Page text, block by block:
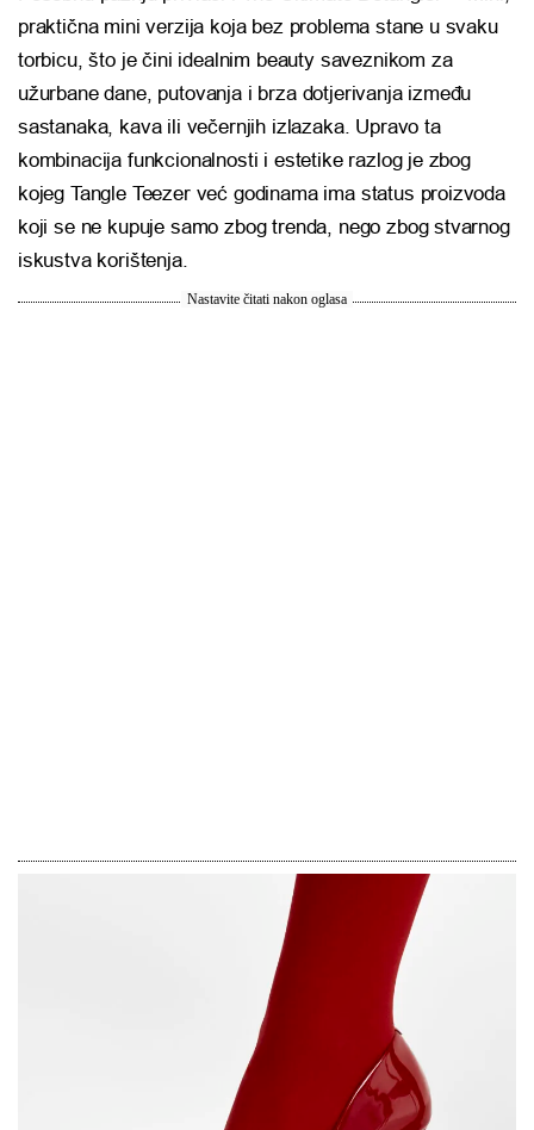
praktična mini verzija koja bez problema stane u svaku
torbicu, što je čini idealnim beauty saveznikom za
užurbane dane, putovanja i brza dotjerivanja između
sastanaka, kava ili večernjih izlazaka. Upravo ta
kombinacija funkcionalnosti i estetike razlog je zbog
kojeg Tangle Teezer već godinama ima status proizvoda
koji se ne kupuje samo zbog trenda, nego zbog stvarnog
iskustva korištenja.
Nastavite čitati nakon oglasa